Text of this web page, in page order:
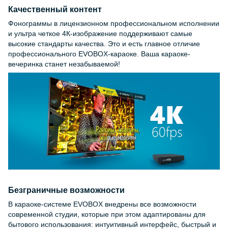
Качественный контент
Фонограммы в лицензионном профессиональном исполнении
и ультра четкое 4К-изображение поддерживают самые
высокие стандарты качества. Это и есть главное отличие
профессионального EVOBOX-караоке. Ваша караоке-
вечеринка станет незабываемой!
Безграничные возможности
В караоке-системе EVOBOX внедрены все возможности
современной студии, которые при этом адаптированы для
бытового использования: интуитивный интерфейс, быстрый и